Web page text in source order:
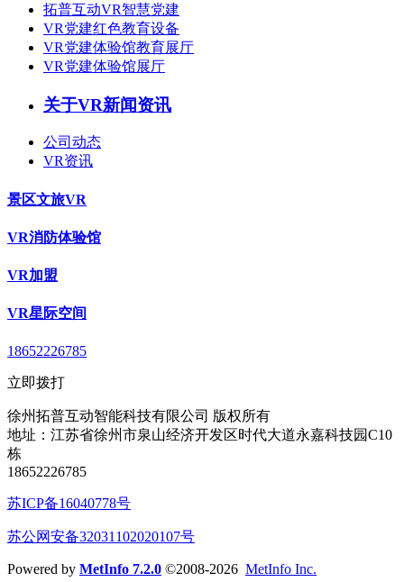
拓普互动VR智慧党建
VR党建红色教育设备
VR党建体验馆教育展厅
VR党建体验馆展厅
关于VR新闻资讯
公司动态
VR资讯
景区文旅VR
VR消防体验馆
VR加盟
VR星际空间
18652226785
立即拨打
徐州拓普互动智能科技有限公司 版权所有
地址：江苏省徐州市泉山经济开发区时代大道永嘉科技园C10
栋
18652226785
苏ICP备16040778号
苏公网安备32031102020107号
Powered by MetInfo 7.2.0 ©2008-2026 MetInfo Inc.